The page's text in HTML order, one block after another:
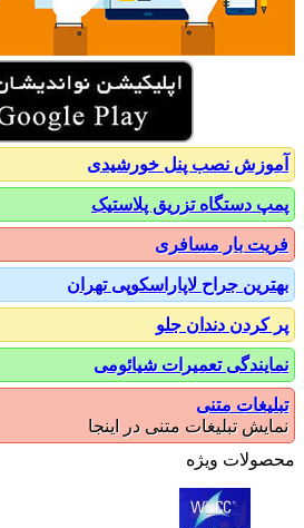
نصب پنل خورشیدی
دستگاه تزریق پلاستیک
بار مسافری
جراح لاپاراسکوپی تهران
دندان جلو
تعمیرات شیائومی
متنی
تبلیغات متنی در اینجا
ویژه